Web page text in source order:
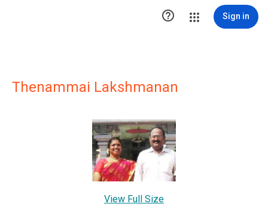
 Sign in
Thenammai Lakshmanan
View Full Size